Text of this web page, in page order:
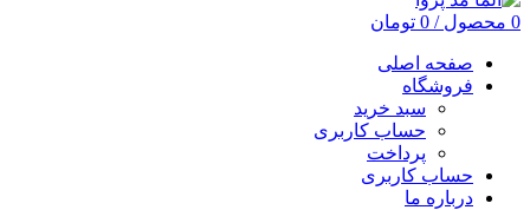
0 محصول /
0 تومان
صفحه اصلی
فروشگاه
سبد خرید
حساب کاربری
پرداخت
حساب کاربری
درباره ما